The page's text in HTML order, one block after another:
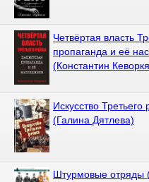
Четвёртая власть
пропаганда и её
(Константин
Искусство Третьего
(Галина Дятлева)
Штурмовые отряды